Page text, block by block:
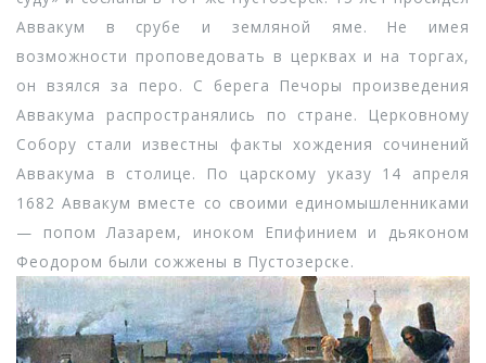
Аввакум в срубе и земляной яме. Не имея
возможности проповедовать в церквах и на торгах,
он взялся за перо. С берега Печоры произведения
Аввакума распространялись по стране. Церковному
Собору стали известны факты хождения сочинений
Аввакума в столице. По царскому указу 14 апреля
1682 Аввакум вместе со своими единомышленниками
— попом Лазарем, иноком Епифинием и дьяконом
Феодором были сожжены в Пустозерске.